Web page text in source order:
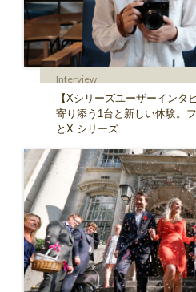
Interview
【Xシリーズユーザーインタ
寄り添う1台と新しい体験。
とX シリーズ